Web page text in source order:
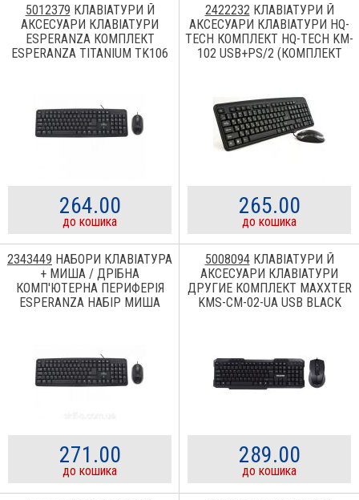
5012379 КЛАВІАТУРИ Й
АКСЕСУАРИ КЛАВІАТУРИ
ESPERANZA КОМПЛЕКТ
ESPERANZA TITANIUM TK106
264.00
до кошика
2422232 КЛАВІАТУРИ Й
АКСЕСУАРИ КЛАВІАТУРИ HQ-
TECH КОМПЛЕКТ HQ-TECH KM-
102 USB+PS/2 (КОМПЛЕКТ
265.00
до кошика
2343449 НАБОРИ КЛАВІАТУРА
+ МИША / ДРІБНА
КОМП'ЮТЕРНА ПЕРИФЕРІЯ
ESPERANZA НАБІР МИША
271.00
до кошика
5008094КЛАВІАТУРИ Й
АКСЕСУАРИ КЛАВІАТУРИ
ДРУГИЕ КОМПЛЕКТ MAXXTER
KMS-CM-02-UA USB BLACK
289.00
до кошика